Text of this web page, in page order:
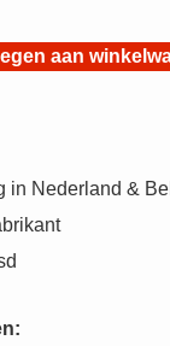
aan
in Nederland &